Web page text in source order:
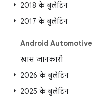
2018 के बुलेटिन
2017 के बुलेटिन
Android Automotive
खास जानकारी
2026 के बुलेटिन
2025 के बुलेटिन